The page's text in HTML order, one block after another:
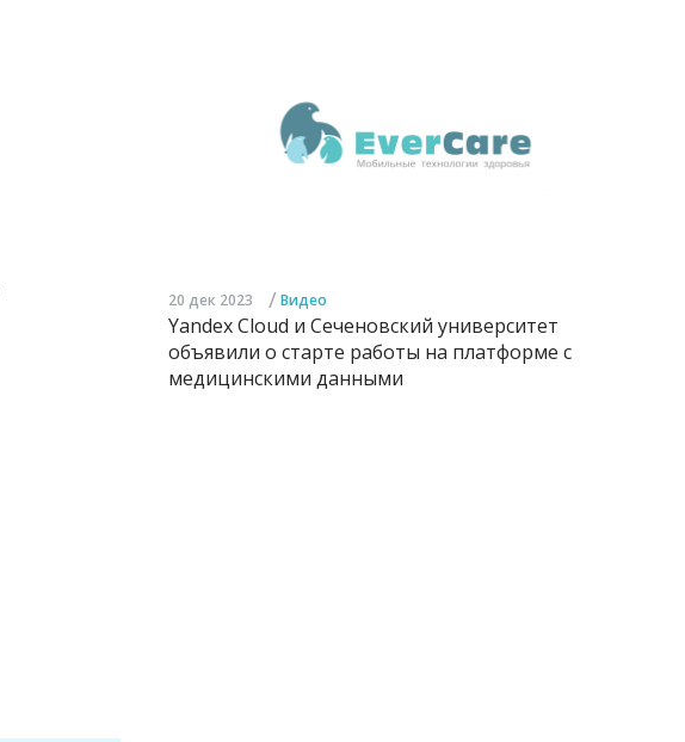
20 дек 2023 / Видео
Yandex Cloud и Сеченовский университет
объявили о старте работы на платформе с
медицинскими данными